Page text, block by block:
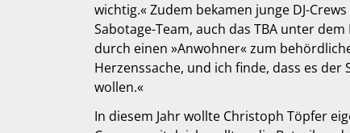
wichtig.« Zudem bekamen junge DJ-
Sabotage-Team, auch das TBA unter
durch einen »Anwohner« zum
Herzenssache, und ich finde, dass es
wollen.«
In diesem Jahr wollte Christoph Töpfer